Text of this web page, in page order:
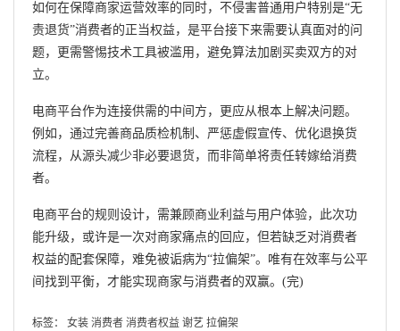
如何在保障商家运营效率的同时，不侵害普通用户特别是“无
责退货”消费者的正当权益，是平台接下来需要认真面对的问
题，更需警惕技术工具被滥用，避免算法加剧买卖双方的对
立。
电商平台作为连接供需的中间方，更应从根本上解决问题。
例如，通过完善商品质检机制、严惩虚假宣传、优化退换货
流程，从源头减少非必要退货，而非简单将责任转嫁给消费
者。
电商平台的规则设计，需兼顾商业利益与用户体验，此次功
能升级，或许是一次对商家痛点的回应，但若缺乏对消费者
权益的配套保障，难免被诟病为“拉偏架”。唯有在效率与公平
间找到平衡，才能实现商家与消费者的双赢。(完)
标签： 女装 消费者 消费者权益 谢艺 拉偏架